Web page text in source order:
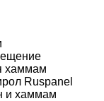
хаммам
Ruspanel
и хаммам